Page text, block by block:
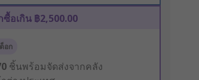
อเกิน ฿2,500.00
อก
ชิ้นพร้อมจัดส่งจากคลัง